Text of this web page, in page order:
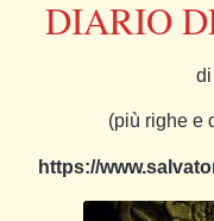
DIARIO
(più righe e
https://